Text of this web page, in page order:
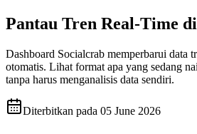
Pantau Tren Real-Time
Dashboard Socialcrab memperbarui data
otomatis. Lihat format apa yang sedang
tanpa harus menganalisis data sendiri.
Diterbitkan pada 05 June 2026